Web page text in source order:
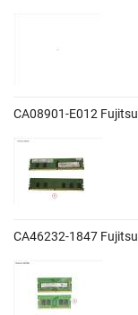
CA08901-E012
CA46232-1847